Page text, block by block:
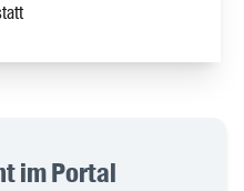
im Portal